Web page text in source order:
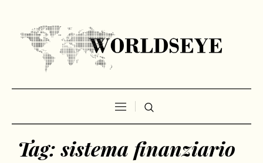
Tag:sistema finanziario